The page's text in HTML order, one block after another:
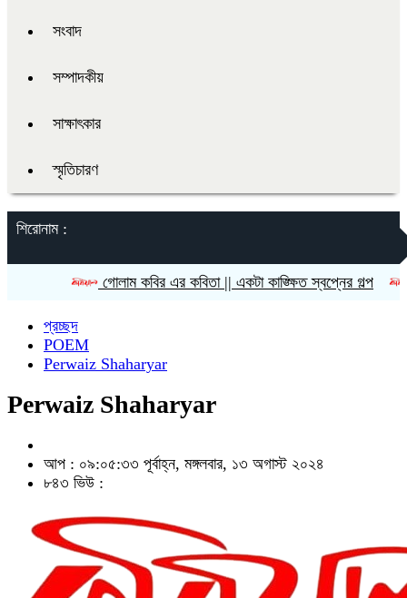
সংবাদ
সম্পাদকীয়
সাক্ষাৎকার
স্মৃতিচারণ
শিরোনাম :
গোলাম কবির এর কবিতা || একটা কাঙ্ক্ষিত স্বপ্নের গল্প রীতি
প্রচ্ছদ
POEM
Perwaiz Shaharyar
Perwaiz Shaharyar
আপ : ০৯:০৫:৩৩ পূর্বাহ্ন, মঙ্গলবার, ১৩ অগাস্ট ২০২৪
৮৪৩ ভিউ :